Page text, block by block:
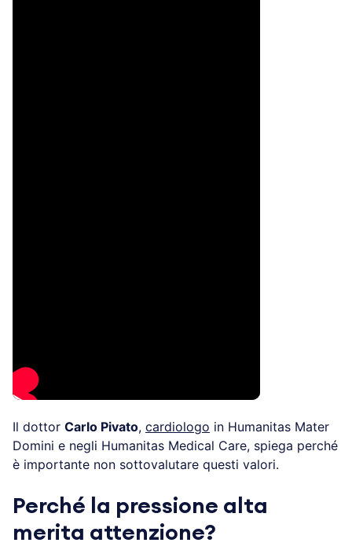
Il dottor Carlo Pivato, cardiologo in Humanitas Mater
Domini e negli Humanitas Medical Care, spiega perché
è importante non sottovalutare questi valori.
Perché la pressione alta
merita attenzione?